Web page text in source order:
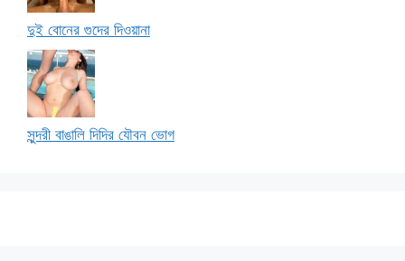
দুই বোনের গুদের দিওয়ানা
সুন্দরী বাঙালি দিদির যৌবন ভোগ